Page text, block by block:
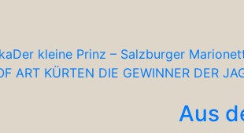
Der kleine Prinz – Salzburger
ART KÜRTEN DIE GEWINNER DER
Aus